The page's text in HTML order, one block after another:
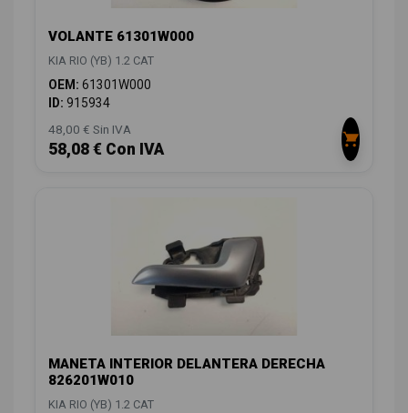
VOLANTE 61301W000
KIA RIO (YB) 1.2 CAT
OEM: 61301W000
ID: 915934
48,00 € Sin IVA
58,08 € Con IVA
MANETA INTERIOR DELANTERA DERECHA
826201W010
KIA RIO (YB) 1.2 CAT